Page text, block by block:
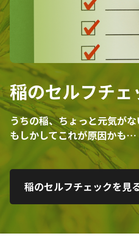
稲のセルフチェ
うちの稲、ちょっと元気がな
もしかしてこれが原因かも…
稲のセルフチェックを見